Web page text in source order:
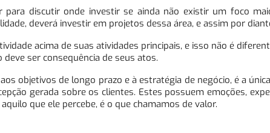
para discutir onde investir se ainda não existir um foco
deverá investir em projetos dessa área, e assim por
acima de suas atividades principais, e isso não é
ser consequência de seus atos.
objetivos de longo prazo e à estratégia de negócio, é a
gerada sobre os clientes. Estes possuem emoções,
que ele percebe, é o que chamamos de valor.